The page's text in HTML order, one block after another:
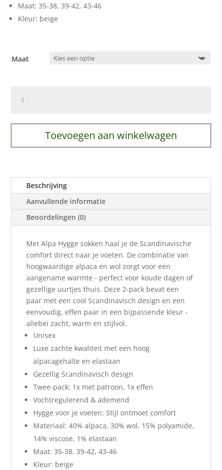
Maat: 35-38, 39-42, 43-46
Kleur: beige
Maat
Hygge
beige,
pack
Toevoegen aan winkelwagen
Beschrijving
Aanvullende informatie
Beoordelingen (0)
Met Alpa Hygge sokken haal je de Scandinavische
comfort direct naar je voeten. De combinatie van
hoogwaardige alpaca en wol zorgt voor een
aangename warmte - perfect voor koude dagen of
gezellige uurtjes thuis. Deze 2-pack bevat een
paar met een cool Scandinavisch design en een
eenvoudig, effen paar in een bijpassende kleur -
allebei zacht, warm en stijlvol.
Unisex
Luxe zachte kwaliteit met een hoog
alpacagehalte en elastaan
Gezellig Scandinavisch design
Twee-pack: 1x met patroon, 1x effen
Vochtregulerend & ademend
Hygge voor je voeten: Stijl ontmoet comfort
Materiaal: 40% alpaca, 30% wol, 15% polyamide,
14% viscose, 1% elastaan
Maat: 35-38, 39-42, 43-46
Kleur: beige